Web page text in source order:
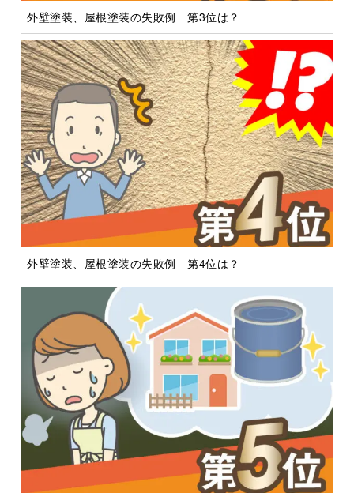
外壁塗装、屋根塗装の失敗例 第3位は？
外壁塗装、屋根塗装の失敗例 第4位は？